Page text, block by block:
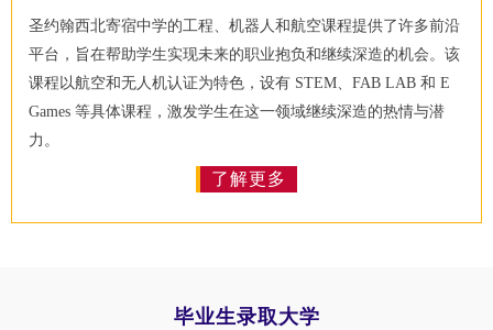
圣约翰西北寄宿中学的工程、机器人和航空课程提供了许多前沿
平台，旨在帮助学生实现未来的职业抱负和继续深造的机会。该
课程以航空和无人机认证为特色，设有 STEM、FAB LAB 和 E
Games 等具体课程，激发学生在这一领域继续深造的热情与潜
力。
了解更多
毕业生录取大学